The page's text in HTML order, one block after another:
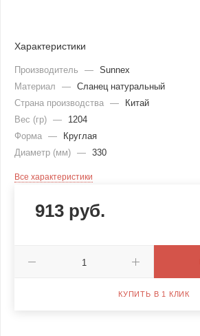
Характеристики
Производитель — Sunnex
Материал
— Сланец натуральный
Страна производства —
Китай
Вес (гр) —
1204
Форма —
Круглая
Диаметр (мм) — 330
Все характеристики
913 руб.
КУПИТЬ В 1 КЛИК